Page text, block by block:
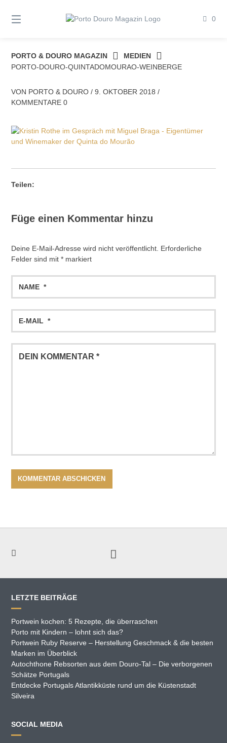
zum
Inhalt
0
PORTO & DOURO MAGAZIN
MEDIEN
PORTO-DOURO-QUINTADOMOURAO-WEINBERGE
VON PORTO & DOURO / 9. OKTOBER 2018 /
KOMMENTARE 0
Teilen:
Füge einen Kommentar hinzu
Deine E-Mail-Adresse wird nicht veröffentlicht. Erforderliche
Felder sind mit* markiert
LETZTE BEITRÄGE
Portwein kochen: 5 Rezepte, die überraschen
Porto mit Kindern – lohnt sich das?
Portwein Ruby Reserve – Herstellung Geschmack & die besten
Marken im Überblick
Autochthone Rebsorten aus dem Douro-Tal – Die verborgenen
Schätze Portugals
Entdecke Portugals Atlantikküste rund um die Küstenstadt
Silveira
SOCIAL MEDIA